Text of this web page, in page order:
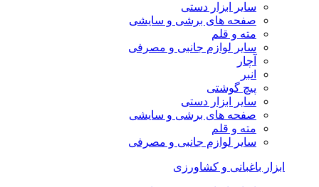
سایر ابزار دستی
صفحه های برشی و سایشی
مته و قلم
سایر لوازم جانبی و مصرفی
آچار
انبر
پیچ گوشتی
سایر ابزار دستی
صفحه های برشی و سایشی
مته و قلم
سایر لوازم جانبی و مصرفی
ابزار باغبانی و کشاورزی